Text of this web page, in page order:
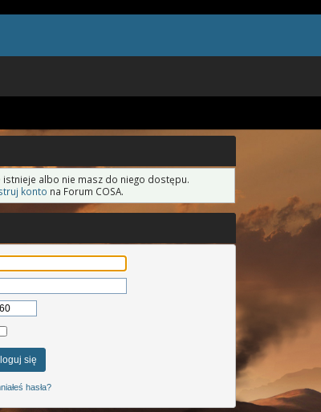
istnieje albo nie masz do niego dostępu.
konto na Forum COSA.
hasła?